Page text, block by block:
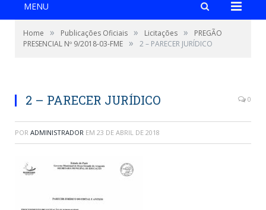
MENU
Home » Publicações Oficiais » Licitações »
PREGÃO
PRESENCIAL Nº 9/2018-03-FME » 2 – PARECER JURÍDICO
2 – PARECER JURÍDICO 0
POR ADMINISTRADOR EM 23 DE ABRIL DE 2018